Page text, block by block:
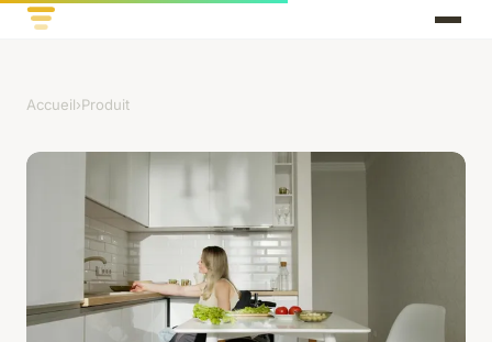
Accueil›Produit